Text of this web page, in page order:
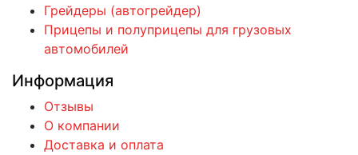
Грейдеры (автогрейдер)
Прицепы и полуприцепы для грузовых
автомобилей
Информация
Отзывы
О компании
Доставка и оплата